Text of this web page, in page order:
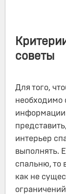
советы
Для того,
необходимо
информации
интерьер
выполнять.
спальню, то
как не